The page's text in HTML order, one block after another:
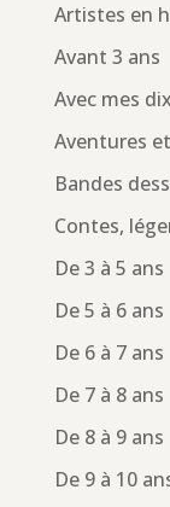
Artistes en
Avant 3 ans
Avec mes
Aventures
Bandes
Contes,
De 3 à 5 ans
De 5 à 6 ans
De 6 à 7 ans
De 7 à 8 ans
De 8 à 9 ans
De 9 à 10